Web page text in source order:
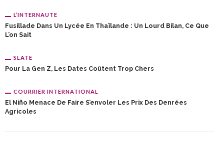
L’INTERNAUTE
Fusillade Dans Un Lycée En Thaïlande : Un Lourd Bilan, Ce Que
L’on Sait
SLATE
Pour La Gen Z, Les Dates Coûtent Trop Chers
COURRIER INTERNATIONAL
El Niño Menace De Faire S’envoler Les Prix Des Denrées
Agricoles